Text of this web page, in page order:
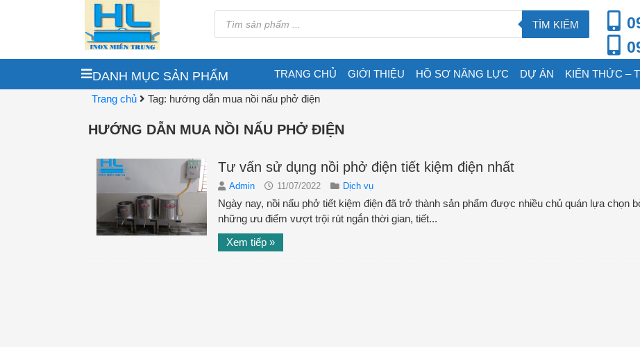
TÌM KIẾM
DANH MỤC SẢN PHẨM TRANG CHỦ GIỚI THIỆU HỒ SƠ NĂNG LỰC DỰ ÁN KIẾN THỨC –
Trang chủ Tag: hướng dẫn mua nồi nấu phở điện
HƯỚNG DẪN MUA NỒI NẤU PHỞ ĐIỆN
Tư vấn sử dụng nồi phở điện tiết kiệm điện nhất
Admin 11/07/2022 Dịch vụ
Ngày nay, nồi nấu phở tiết kiệm điện đã trở thành sản phẩm được nhiều chủ quán lựa chọn
những ưu điểm vượt trội rút ngắn thời gian, tiết...
Xem tiếp »